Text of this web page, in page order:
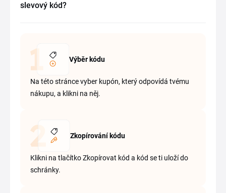
slevový kód?
Výběr kódu
Na této stránce vyber kupón, který odpovídá tvému
nákupu, a klikni na něj.
Zkopírování kódu
Klikni na tlačítko Zkopírovat kód a kód se ti uloží do
schránky.